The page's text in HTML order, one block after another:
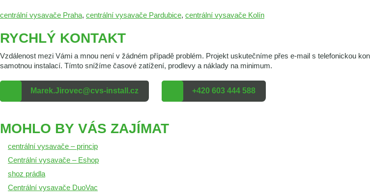
centrální vysavače Praha, centrální vysavače Pardubice, centrální vysavače Kolín
RYCHLÝ KONTAKT
Vzdálenost mezi Vámi a mnou není v žádném případě problém. Projekt uskutečníme přes e-mail s telefonickou
samotnou instalací. Tímto snížíme časové zatížení, prodlevy a náklady na minimum.
Marek.Jirovec@cvs-install.cz +420 603 444 588
MOHLO BY VÁS ZAJÍMAT
centrální vysavače – princip
Centrální vysavače – Eshop
shoz prádla
Centrální vysavače DuoVac